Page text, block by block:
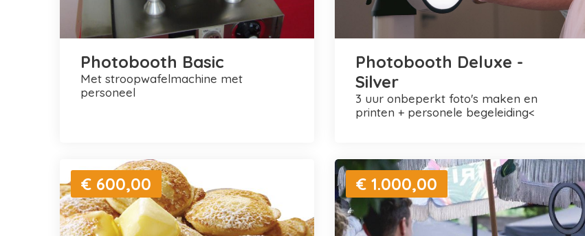
Photobooth Basic
met stroopwafelmachine met
personeel
Photobooth Deluxe -
Silver
3 uur onbeperkt foto's maken en
printen + personele begeleiding<
€ 600,00 € 1.000,00